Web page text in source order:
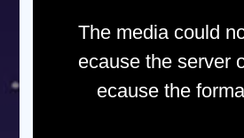
The media could
ecause the server
ecause the